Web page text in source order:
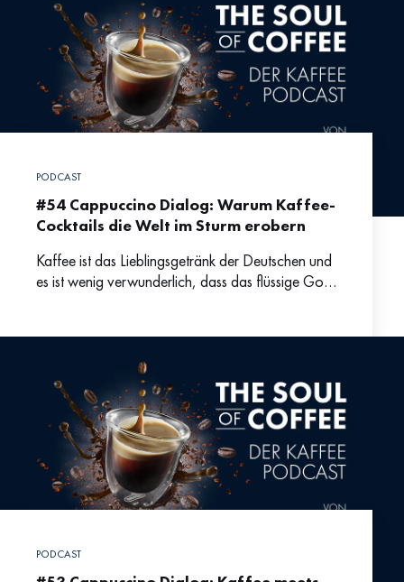
PODCAST
#54 Cappuccino Dialog: Warum Kaffee-
Cocktails die Welt im Sturm erobern
Kaffee ist das Lieblingsgetränk der Deutschen und
es ist wenig verwunderlich, dass das flüssige Gold
PODCAST